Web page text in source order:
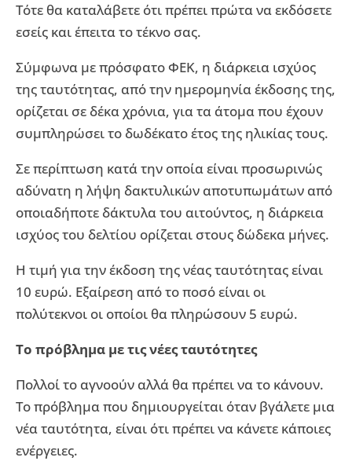
Τότε θα καταλάβετε ότι πρέπει πρώτα να εκδόσετε
εσείς και έπειτα το τέκνο σας.
Σύμφωνα με πρόσφατο ΦΕΚ, η διάρκεια ισχύος
της ταυτότητας, από την ημερομηνία έκδοσης της,
ορίζεται σε δέκα χρόνια, για τα άτομα που έχουν
συμπληρώσει το δωδέκατο έτος της ηλικίας τους.
Σε περίπτωση κατά την οποία είναι προσωρινώς
αδύνατη η λήψη δακτυλικών αποτυπωμάτων από
οποιαδήποτε δάκτυλα του αιτούντος, η διάρκεια
ισχύος του δελτίου ορίζεται στους δώδεκα μήνες.
Η τιμή για την έκδοση της νέας ταυτότητας είναι
10 ευρώ. Εξαίρεση από το ποσό είναι οι
πολύτεκνοι οι οποίοι θα πληρώσουν 5 ευρώ.
Το πρόβλημα με τις νέες ταυτότητες
Πολλοί το αγνοούν αλλά θα πρέπει να το κάνουν.
Το πρόβλημα που δημιουργείται όταν βγάλετε μια
νέα ταυτότητα, είναι ότι πρέπει να κάνετε κάποιες
ενέργειες.